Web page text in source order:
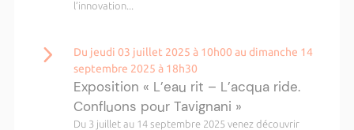
l’innovation...
Du jeudi 03 juillet 2025 à 10h00 au dimanche 14
septembre 2025 à 18h30
Exposition « L’eau rit – L’acqua ride.
Confluons pour Tavignani »
Du 3 juillet au 14 septembre 2025 venez découvrir